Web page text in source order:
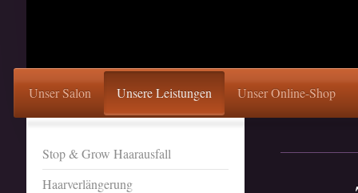
Unser Salon Unsere Leistungen Unser Online-Shop
Stop & Grow Haarausfall
Haarverlängerung